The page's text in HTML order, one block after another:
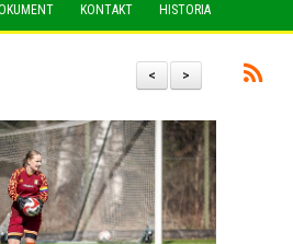
KONTAKT HISTORIA
>
<